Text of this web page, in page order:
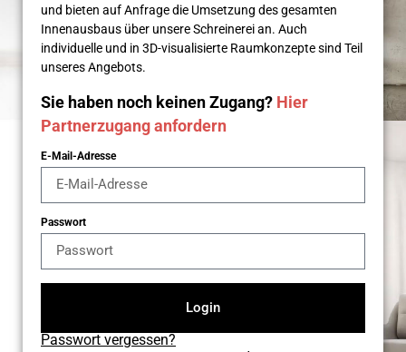
und bieten auf Anfrage die Umsetzung des gesamten
Innenausbaus über unsere Schreinerei an. Auch
individuelle und in 3D-visualisierte Raumkonzepte sind Teil
unseres Angebots.
Sie haben noch keinen Zugang? Hier
Partnerzugang anfordern
E-Mail-Adresse
Passwort
Login
Passwort vergessen?